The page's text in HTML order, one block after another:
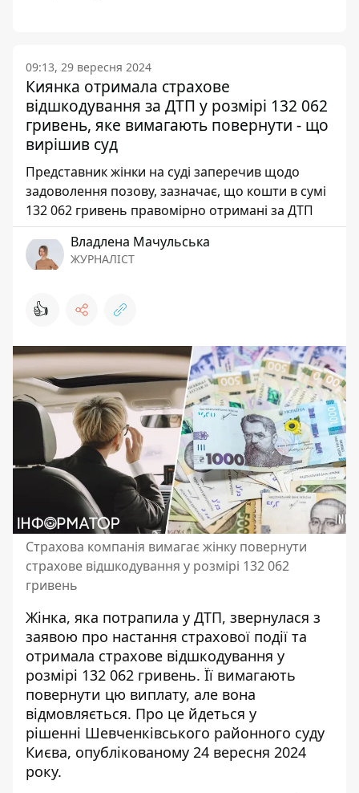
09:13, 29 вересня 2024
Киянка отримала страхове
відшкодування за ДТП у розмірі 132 062
гривень, яке вимагають повернути - що
вирішив суд
Представник жінки на суді заперечив щодо
задоволення позову, зазначає, що кошти в сумі
132 062 гривень правомірно отримані за ДТП
Владлена Мачульська
ЖУРНАЛІСТ
👍
Страхова компанія вимагає жінку повернути
страхове відшкодування у розмірі 132 062
гривень
Жінка, яка потрапила у ДТП, звернулася з
заявою про настання страхової події та
отримала страхове відшкодування у
розмірі 132 062 гривень. Її вимагають
повернути цю виплату, але вона
відмовляється. Про це йдеться у
рішенні Шевченківського районного суду
Києва, опублікованому 24 вересня 2024
року.